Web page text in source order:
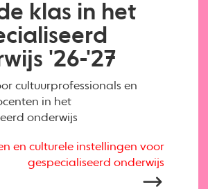
klas in het
'26-'27
cultuurprofessionals en
in het
onderwijs
en culturele instellingen voor
gespecialiseerd onderwijs